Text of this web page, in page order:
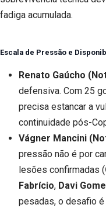
fadiga acumulada.
Escala de Pressão e
Renato Gaúcho
defensiva. Com 25
precisa estancar a
continuidade pós-
Vágner Mancini
pressão não é por
lesões confirmadas (
Fabrício, Davi
pesadas, o desafio